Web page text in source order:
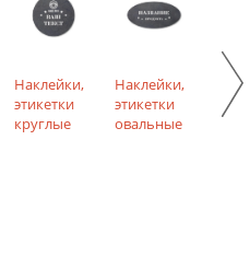
Наклейки,
этикетки
круглые
Наклейки,
этикетки
овальные